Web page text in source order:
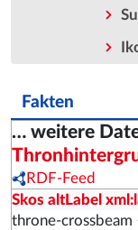
Fakten
… weitere
RDF-Feed
Skos altLabel
throne-crossbeam